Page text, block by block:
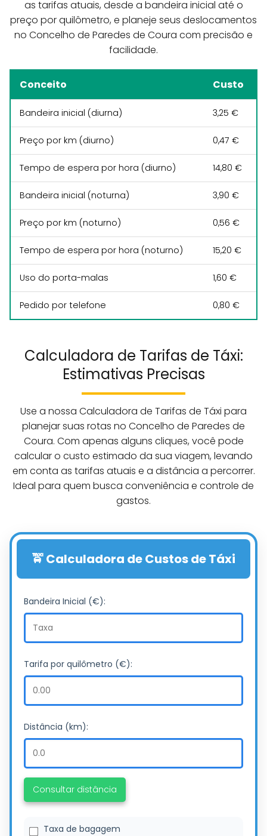
as tarifas atuais, desde a bandeira inicial até o
preço por quilômetro, e planeje seus deslocamentos
no Concelho de Paredes de Coura com precisão e
facilidade.
Conceito Custo
Bandeira inicial (diurna) 3,25 €
Preço por km (diurno) 0,47 €
Tempo de espera por hora (diurno) 14,80 €
Bandeira inicial (noturna) 3,90 €
Preço por km (noturno) 0,56 €
Tempo de espera por hora (noturno) 15,20 €
Uso do porta-malas 1,60 €
Pedido por telefone 0,80 €
Calculadora de Tarifas de Táxi:
Estimativas Precisas
Use a nossa Calculadora de Tarifas de Táxi para
planejar suas rotas no Concelho de Paredes de
Coura. Com apenas alguns cliques, você pode
calcular o custo estimado da sua viagem, levando
em conta as tarifas atuais e a distância a percorrer.
Ideal para quem busca conveniência e controle de
gastos.
🚖 Calculadora de Custos de Táxi
Bandeira Inicial (€):
Tarifa por quilômetro (€):
Distância (km):
Consultar distância
Taxa de bagagem